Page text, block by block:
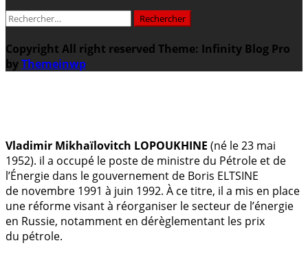
Rechercher :
Copyright All right reserved Theme: Infinity Blog Pro
byThemeinwp
Vladimir Mikhaïlovitch LOPOUKHINE (né le 23 mai
1952). il a occupé le poste de ministre du Pétrole et de
l’Énergie dans le gouvernement de Boris ELTSINE
de novembre 1991 à juin 1992. À ce titre, il a mis en place
une réforme visant à réorganiser le secteur de l’énergie
en Russie, notamment en dérèglementant les prix
du pétrole.